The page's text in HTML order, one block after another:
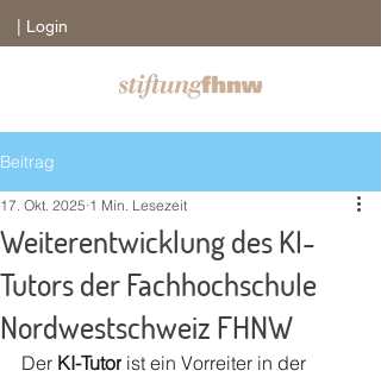
| Login
Beitrag
Weiterentwicklung des KI-
Tutors der Fachhochschule
Nordwestschweiz FHNW
17. Okt. 2025 1 Min. Lesezeit
Der KI-Tutor ist ein Vorreiter in der